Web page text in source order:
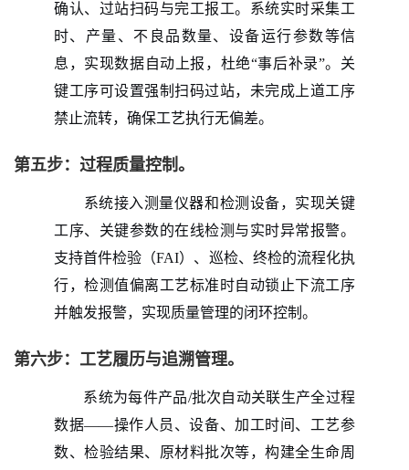
确认、过站扫码与完工报工。系统实时采集工
时、产量、不良品数量、设备运行参数等信
息，实现数据自动上报，杜绝“事后补录”。关
键工序可设置强制扫码过站，未完成上道工序
禁止流转，确保工艺执行无偏差。
第五步：过程质量控制。
系统接入测量仪器和检测设备，实现关键
工序、关键参数的在线检测与实时异常报警。
支持首件检验（FAI）、巡检、终检的流程化执
行，检测值偏离工艺标准时自动锁止下流工序
并触发报警，实现质量管理的闭环控制。
第六步：工艺履历与追溯管理。
系统为每件产品/批次自动关联生产全过程
数据——操作人员、设备、加工时间、工艺参
数、检验结果、原材料批次等，构建全生命周